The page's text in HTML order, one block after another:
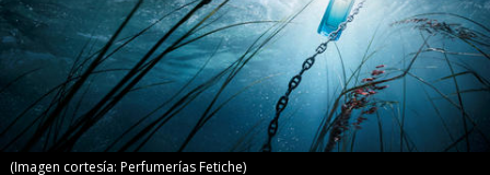
(Imagen cortesía: Perfumerías Fetiche)